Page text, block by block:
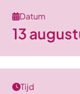
Datum
13
Tijd